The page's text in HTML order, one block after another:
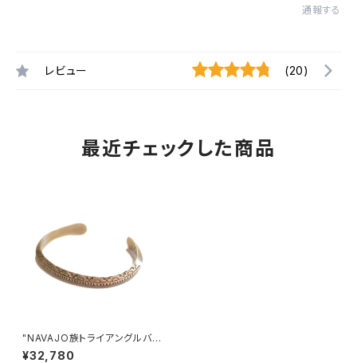
通報する
レビュー (20)
最近チェックした商品
"NAVAJO族トライアングルバン
グル” ワイリー・セカテロ
¥32,780